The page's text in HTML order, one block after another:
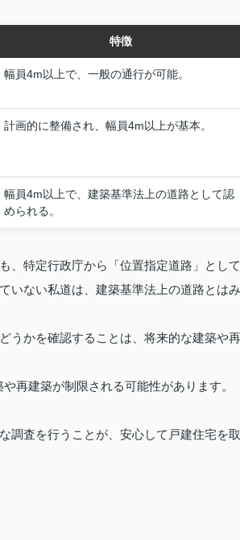
特徴
幅員4m以上で、一般の通行が可能。
計画的に整備され、幅員4m以上が基本。
幅員4m以上で、建築基準法上の道路として認
められる。
、特定行政庁から「位置指定道路」として
いない私道は、建築基準法上の道路とはみ
うかを確認することは、将来的な建築や再
再建築が制限される可能性があります。
調査を行うことが、安心して戸建住宅を取